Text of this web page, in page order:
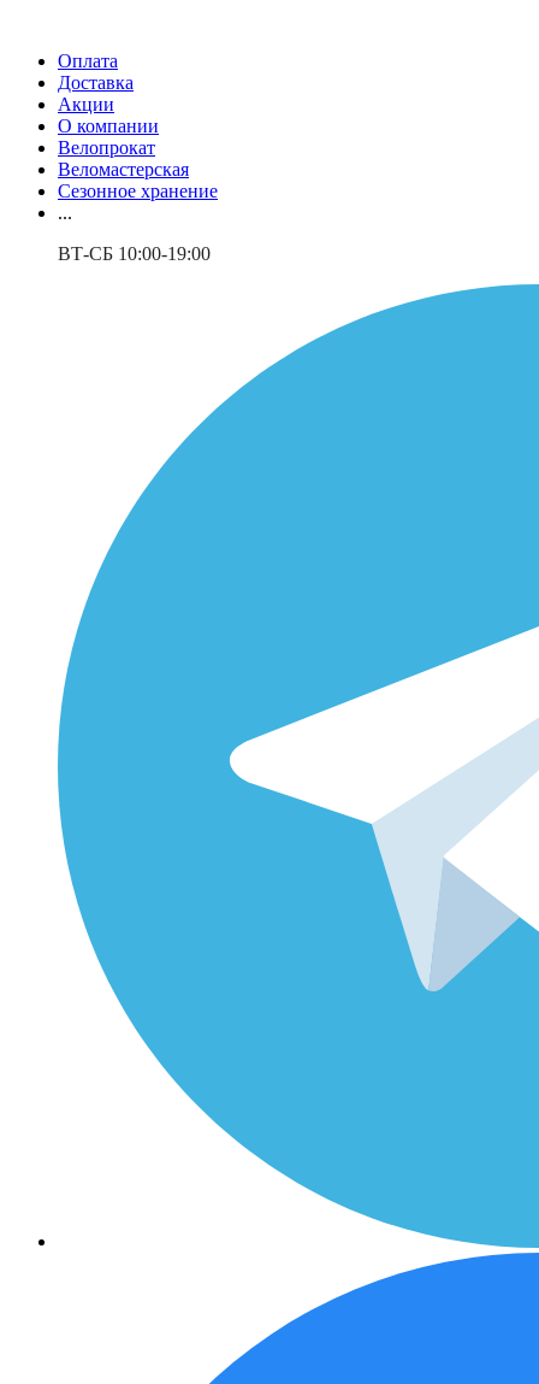
Оплата
Доставка
Акции
О компании
Велопрокат
Веломастерская
Сезонное хранение
...
ВТ-СБ 10:00-19:00